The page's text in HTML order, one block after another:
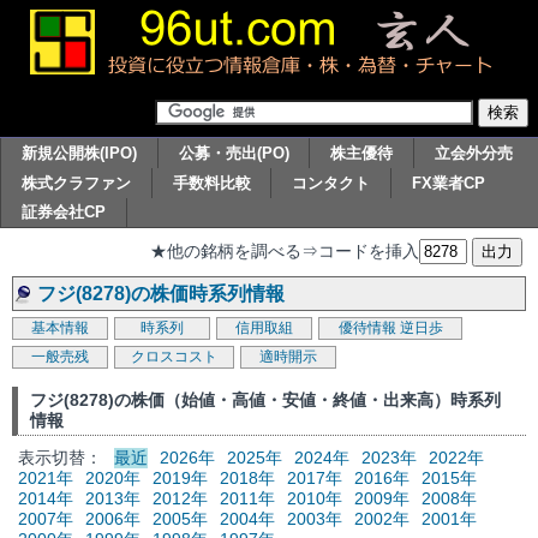
新規公開株(IPO) 公募・売出(PO) 株主優待
立会外分売
株式クラファン
手数料比較 コンタクト
FX業者CP
証券会社CP
★他の銘柄を調べる⇒コードを挿入
フジ(8278)の株価時系列情報
基本情報 時系列 信用取組 優待情報 逆日歩
一般売残
クロスコスト 適時開示
フジ(8278)の株価（始値・高値・安値・終値・出来高）時系列
情報
表示切替：
最近 2026年 2025年 2024年 2023年
2022年
2021年
2020年 2019年 2018年 2017年 2016年
2015年
2014年
2013年 2012年 2011年 2010年 2009年
2008年
2007年
2006年 2005年 2004年 2003年 2002年
2001年